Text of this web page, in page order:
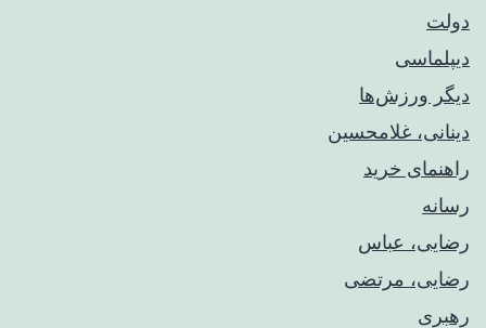
دولت
دیپلماسی
دیگر ورزش‌ها
دینانی، غلامحسین
راهنمای خريد
رسانه
رضایی، عباس
رضایی، مرتضی
رهبری